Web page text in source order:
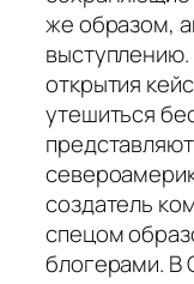
же образом,
открытия
утешиться
создатель
спецом
блогерами. В